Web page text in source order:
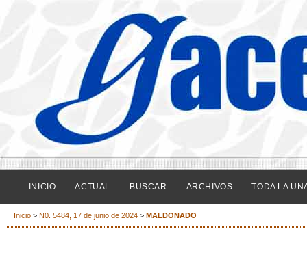
INICIO ACTUAL BUSCAR ARCHIVOS TODA LA
Inicio > N0. 5484, 17 de junio de 2024 > MALDONADO